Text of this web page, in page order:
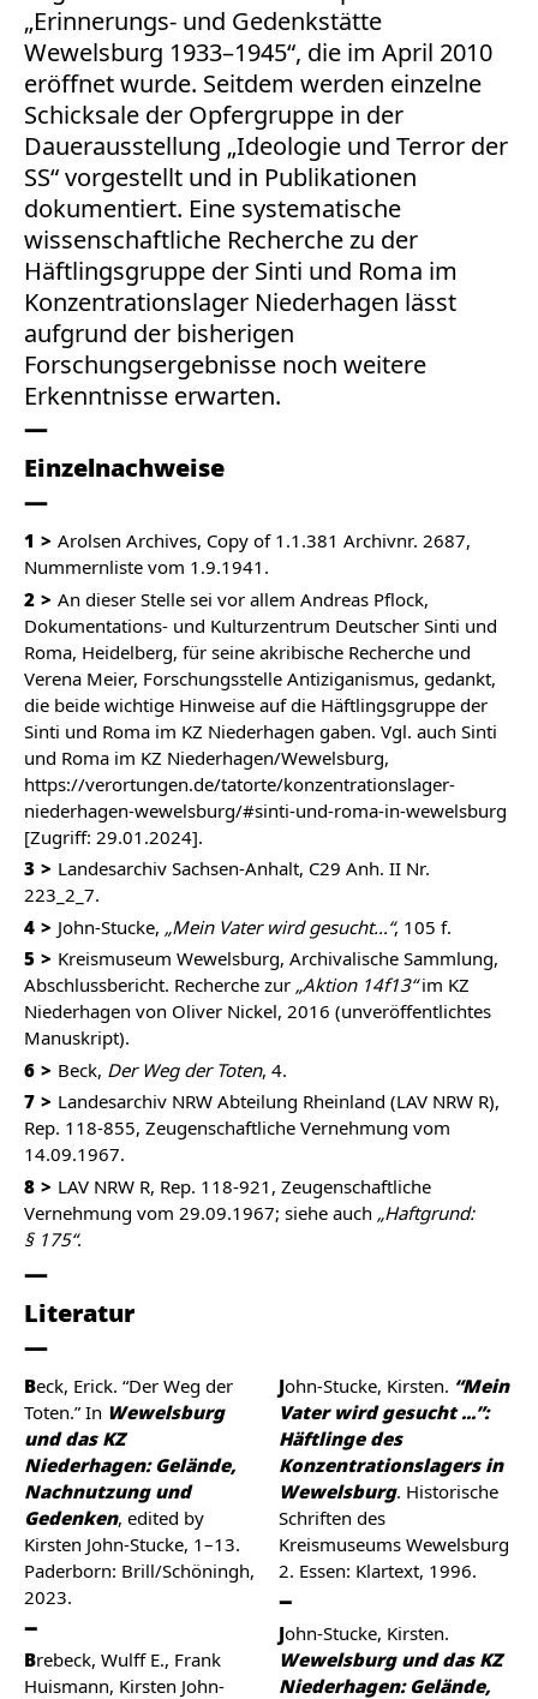
„Erinnerungs- und Gedenkstätte
Wewelsburg 1933–1945“, die im April 2010
eröffnet wurde. Seitdem werden einzelne
Schicksale der Opfergruppe in der
Dauerausstellung „Ideologie und Terror der
SS“ vorgestellt und in Publikationen
dokumentiert. Eine systematische
wissenschaftliche Recherche zu der
Häftlingsgruppe der Sinti und Roma im
Konzentrationslager Niederhagen lässt
aufgrund der bisherigen
Forschungsergebnisse noch weitere
Erkenntnisse erwarten.
Einzelnachweise
1
Arolsen Archives, Copy of 1.1.381 Archivnr. 2687,
Nummernliste vom 1.9.1941.
2
An dieser Stelle sei vor allem Andreas Pflock,
Dokumentations- und Kulturzentrum Deutscher Sinti und
Roma, Heidelberg, für seine akribische Recherche und
Verena Meier, Forschungsstelle Antiziganismus, gedankt,
die beide wichtige Hinweise auf die Häftlingsgruppe der
Sinti und Roma im KZ Niederhagen gaben. Vgl. auch Sinti
und Roma im KZ Niederhagen/Wewelsburg,
https://verortungen.de/tatorte/konzentrationslager-
niederhagen-wewelsburg/#sinti-und-roma-in-wewelsburg
[Zugriff: 29.01.2024].
3
Landesarchiv Sachsen-Anhalt, C29 Anh. II Nr.
223_2_7.
4
John-Stucke, „Mein Vater wird gesucht…“, 105 f.
5
Kreismuseum Wewelsburg, Archivalische Sammlung,
Abschlussbericht. Recherche zur „Aktion 14f13“im KZ
Niederhagen von Oliver Nickel, 2016 (unveröffentlichtes
Manuskript).
6
Beck, Der Weg der Toten, 4.
7
Landesarchiv NRW Abteilung Rheinland (LAV NRW R),
Rep. 118-855, Zeugenschaftliche Vernehmung vom
14.09.1967.
8
LAV NRW R, Rep. 118-921, Zeugenschaftliche
Vernehmung vom 29.09.1967; siehe auch „Haftgrund:
§ 175“.
Literatur
Beck, Erick. “Der Weg der
Toten.” In Wewelsburg
und das KZ
Niederhagen: Gelände,
Nachnutzung und
Gedenken, edited by
Kirsten John-Stucke, 1–13.
Paderborn: Brill/Schöningh,
2023.
Brebeck, Wulff E., Frank
Huismann, Kirsten John-
John-Stucke, Kirsten. “Mein
Vater wird gesucht ...”:
Häftlinge des
Konzentrationslagers in
Wewelsburg. Historische
Schriften des
Kreismuseums Wewelsburg
2. Essen: Klartext, 1996.
John-Stucke, Kirsten.
Wewelsburg und das KZ
Niederhagen: Gelände,